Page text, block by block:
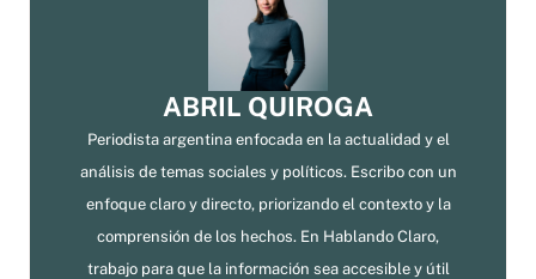
ABRIL QUIROGA
Periodista argentina enfocada en la actualidad y el
análisis de temas sociales y políticos. Escribo con un
enfoque claro y directo, priorizando el contexto y la
comprensión de los hechos. En Hablando Claro,
trabajo para que la información sea accesible y útil